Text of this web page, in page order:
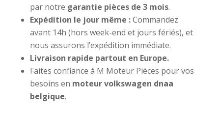
par notre garantie pièces de 3 mois.
Expédition le jour même :Commandez
avant 14h (hors week-end et jours fériés), et
nous assurons l’expédition immédiate.
Livraison rapide partout en Europe.
Faites confiance à M Moteur Pièces pour vos
besoins en moteur volkswagen dnaa
belgique.